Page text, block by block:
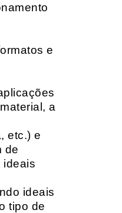
e
a
etc.) e
de
ideais
ideais
tipo de